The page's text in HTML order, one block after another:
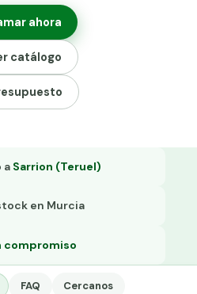
g/m² verde
H.
ahora
catálogo
a Sarrion (Teruel)
en Murcia
compromiso
FAQ Cercanos